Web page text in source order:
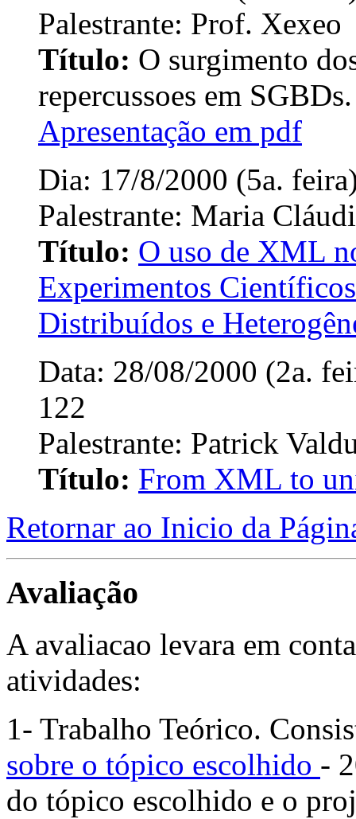
Palestrante: Prof. Xexeo
Título: O surgimento
repercussoes em SGBDs.
Apresentação em pdf
Dia: 17/8/2000 (5a.
Palestrante: Maria
Título: O uso de XML
Experimentos
Distribuídos e
Data: 28/08/2000 (2a.
122
Palestrante: Patrick
Título: From XML to
Retornar ao Inicio da
Avaliação
A avaliacao levara em
atividades:
1- Trabalho Teórico.
sobre o tópico escolhido -
do tópico escolhido e o